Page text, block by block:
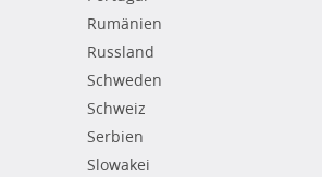
Rumänien
Russland
Schweden
Schweiz
Serbien
Slowakei